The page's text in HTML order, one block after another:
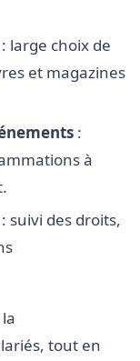
: large choix de
et magazines
:
à
: suivi des droits,
tout en